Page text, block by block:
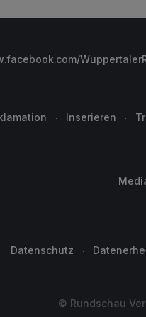
Inserieren
Datenschutz
© Rundschau